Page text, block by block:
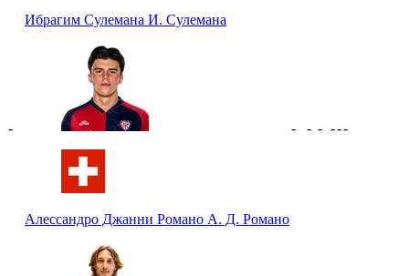
Ибрагим Сулемана И. Сулемана
-
Алессандро Джанни Романо А. Д. Романо
- - - ---